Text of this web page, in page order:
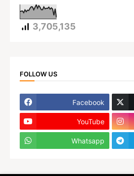
3,705,135
FOLLOW US
Facebook
YouTube
Whatsapp